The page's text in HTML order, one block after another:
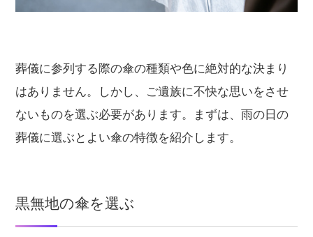
葬儀に参列する際の傘の種類や色に絶対的な決まり
はありません。しかし、ご遺族に不快な思いをさせ
ないものを選ぶ必要があります。まずは、雨の日の
葬儀に選ぶとよい傘の特徴を紹介します。
黒無地の傘を選ぶ